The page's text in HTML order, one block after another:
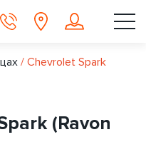
/ Chevrolet Spark
(Ravon